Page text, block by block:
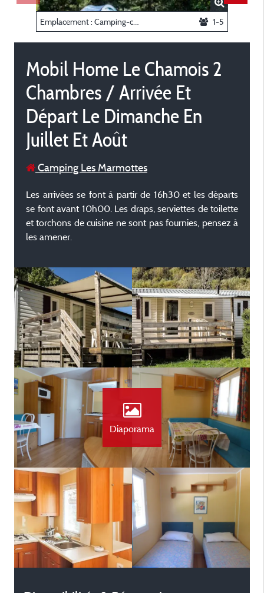
1-5
Mobil Home Le Chamois 2
Chambres / Arrivée Et
Départ Le Dimanche En
Juillet Et Août
Camping Les Marmottes
Les arrivées se font à partir de 16h30 et les départs
se font avant 10h00. Les draps, serviettes de toilette
et torchons de cuisine ne sont pas fournies, pensez à
les amener.
Diaporama